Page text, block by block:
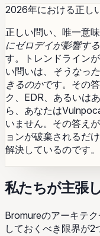
2026年における正し
正しい問い、唯一意
にゼロデイが影響す
す。トレンドライン
い問いは、 そうなっ
きるのかです。その
ク、EDR、あるいは
ら、あなたは
いません。その答え
ョンが破棄されるだ
解決しているのです。
私たちが主張
Bromureのアーキテ
しておくべき限界が2